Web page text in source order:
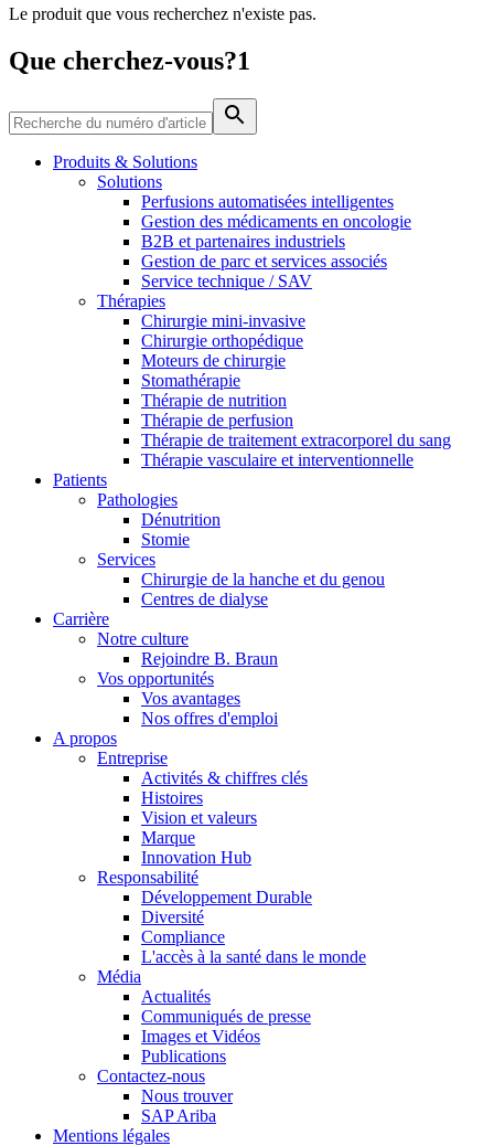
Catalogue de produits
Trouvez le produit que vous recherchez. Visitez le catalogue
de produits B. Braun avec notre portefeuille complet.
Média
Contactez-nous
Pôle d’innovation
Stimulons ensemble l’innovation dans la technologie
médicale. Apprenez-en plus sur notre centre d’innovation et
présentez votre idée.
En dialogue avec B. Braun. Contactez-nous.
Le produit que vous recherchez n'existe pas.
Que cherchez-vous?1
Produits & Solutions
Solutions
Perfusions automatisées intelligentes
Gestion des médicaments en oncologie
B2B et partenaires industriels
Gestion de parc et services associés
Service technique / SAV
Thérapies
Chirurgie mini-invasive
Chirurgie orthopédique
Moteurs de chirurgie
Stomathérapie
Thérapie de nutrition
Thérapie de perfusion
Thérapie de traitement extracorporel du sang
Thérapie vasculaire et interventionnelle
Patients
Pathologies
Dénutrition
Stomie
Services
Chirurgie de la hanche et du genou
Centres de dialyse
Carrière
Notre culture
Rejoindre B. Braun
Vos opportunités
Vos avantages
Nos offres d'emploi
A propos
Entreprise
Activités & chiffres clés
Histoires
Vision et valeurs
Marque
Innovation Hub
Responsabilité
Développement Durable
Diversité
Compliance
L'accès à la santé dans le monde
Média
Actualités
Communiqués de presse
Images et Vidéos
Publications
Contactez-nous
Nous trouver
SAP Ariba
Mentions légales